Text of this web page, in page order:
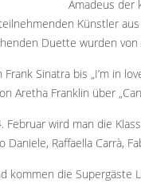
Amadeus der
Künstler
Duette wurden
Frank Sinatra bis „I’m in
Aretha Franklin über
Februar wird man die
Daniele, Raffaella Carrà,
kommen die Supergäste